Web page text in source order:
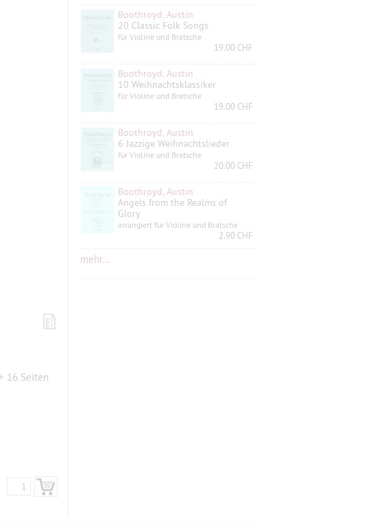
16 Seiten
Boothroyd, Austin
20 Classic Folk Songs
für Violine und Bratsche
19.00 CHF
Boothroyd, Austin
10 Weihnachtsklassiker
für Violine und Bratsche
19.00 CHF
Boothroyd, Austin
6 Jazzige Weihnachtslieder
für Violine und Bratsche
20.00 CHF
Boothroyd, Austin
Angels from the Realms of
Glory
arrangiert für Violine und Bratsche
2.90 CHF
mehr...